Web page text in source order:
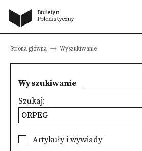
Strona główna Wyszukiwanie
Wyszukiwanie
Szukaj:
Artykuły i wywiady